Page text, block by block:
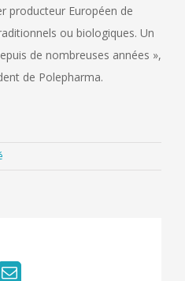
producteur Européen de
ou biologiques. Un
de nombreuses années »,
de Polepharma.
Email